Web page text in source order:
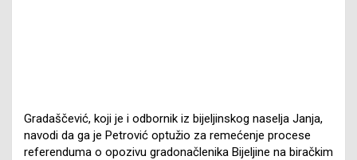
Gradaščević, koji je i odbornik iz bijeljinskog naselja Janja,
navodi da ga je Petrović optužio za remećenje procese
referenduma o opozivu gradonačlenika Bijeljine na biračkim